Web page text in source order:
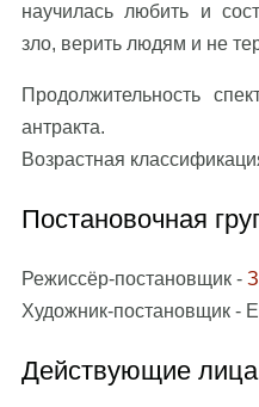
научилась любить и
зло, верить людям и не
Продолжительность
антракта.
Возрастная
Постановочная
Режиссёр-постановщик -
Художник-постановщик -
Действующие лица